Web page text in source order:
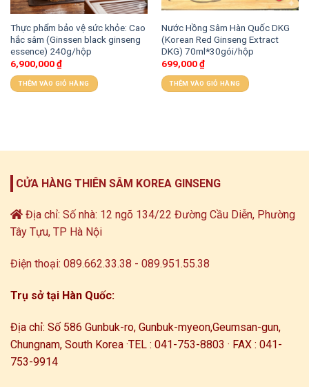
Thực phẩm bảo vệ sức khỏe: Cao
hắc sâm (Ginssen black ginseng
essence) 240g/hộp
6,900,000₫
THÊM VÀO GIỎ HÀNG
Nước Hồng Sâm Hàn Quốc DKG
(Korean Red Ginseng Extract
DKG) 70ml*30gói/hộp
699,000₫
THÊM VÀO GIỎ HÀNG
CỬA HÀNG THIÊN SÂM KOREA GINSENG
Địa chỉ: Số nhà: 12 ngõ 134/22 Đường Cầu Diễn, Phường
Tây Tựu, TP Hà Nội
Điện thoại: 089.662.33.38 - 089.951.55.38
Trụ sở tại Hàn Quốc:
Địa chỉ: Số 586 Gunbuk-ro, Gunbuk-myeon,Geumsan-gun,
Chungnam, South Korea ·TEL : 041-753-8803 · FAX : 041-
753-9914